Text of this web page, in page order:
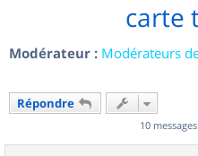
carte
Modérateur : Modérateurs
Répondre
10